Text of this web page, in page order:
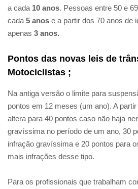
a cada 10 anos. Pessoas entre 50 e
cada 5 anos e a partir dos 70 anos de
apenas 3 anos.
Pontos das novas leis de
Motociclistas ;
Na antiga versão o limite para
pontos em 12 meses (um ano). A
altera para 40 pontos caso não haja
gravíssima no período de um ano, 30
infração gravíssima e 20 pontos para
mais infrações desse tipo.
Para os profissionais que trabalham